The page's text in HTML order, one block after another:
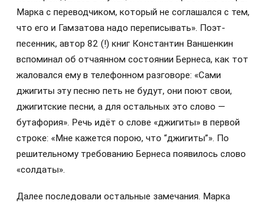
Марка с переводчиком, который не соглашался с тем,
что его и Гамзатова надо переписывать». Поэт-
песенник, автор 82 (!) книг Константин Ваншенкин
вспоминал об отчаянном состоянии Бернеса, как тот
жаловался ему в телефонном разговоре: «Сами
джигиты эту песню петь не будут, они поют свои,
джигитские песни, а для остальных это слово —
бутафория». Речь идёт о слове «джигиты» в первой
строке: «Мне кажется порою, что “джигиты”». По
решительному требованию Бернеса появилось слово
«солдаты».
Далее последовали остальные замечания. Марка